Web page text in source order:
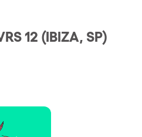
nosotros?
12 (IBIZA, SP)